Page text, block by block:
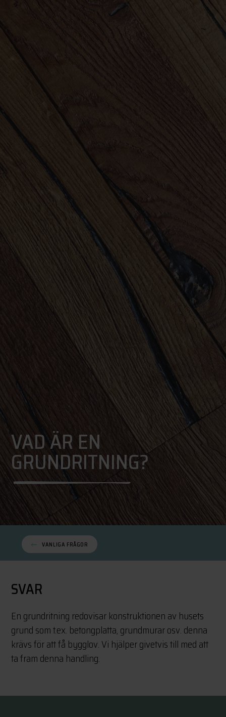
VAD ÄR EN
GRUNDRITNING?
VANLIGA FRÅGOR
SVAR
En grundritning redovisar konstruktionen av husets
grund som t.ex. betongplatta, grundmurar osv. denna
krävs för att få bygglov. Vi hjälper givetvis till med att
ta fram denna handling.